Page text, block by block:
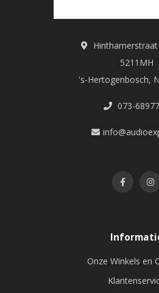
5211MH
's-Hertogenbosch,
073-
Onze Winkels en